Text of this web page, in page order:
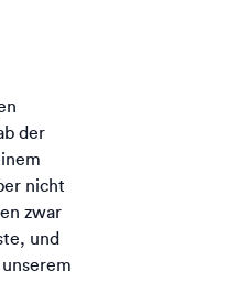
der
nicht
zwar
und